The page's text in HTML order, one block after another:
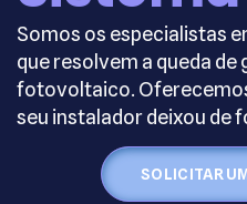
Somos os especialistas
que resolvem a queda
fotovoltaico.
seu instalador deixou de
SOLICITAR